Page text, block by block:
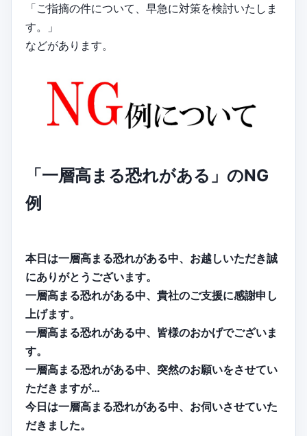
「ご指摘の件について、早急に対策を検討いたしま
す。」
などがあります。
「一層高まる恐れがある」のNG
例
本日は一層高まる恐れがある中、お越しいただき誠
にありがとうございます。
一層高まる恐れがある中、貴社のご支援に感謝申し
上げます。
一層高まる恐れがある中、皆様のおかげでございま
す。
一層高まる恐れがある中、突然のお願いをさせてい
ただきますが…
今日は一層高まる恐れがある中、お伺いさせていた
だきました。